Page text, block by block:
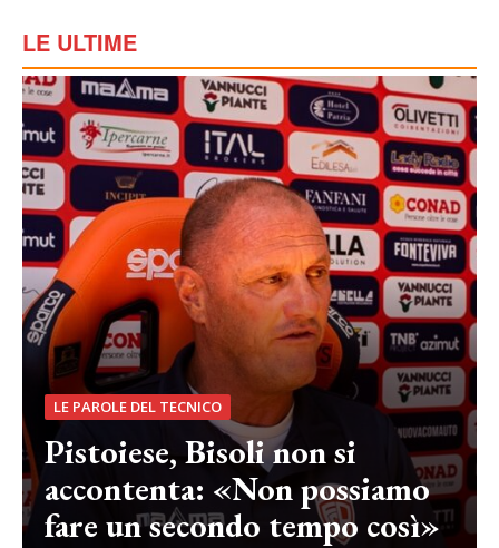
LE ULTIME
LE PAROLE DEL TECNICO
Pistoiese, Bisoli non si
accontenta: «Non possiamo
fare un secondo tempo così»